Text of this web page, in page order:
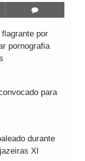
por
pornografia
para
durante
XI